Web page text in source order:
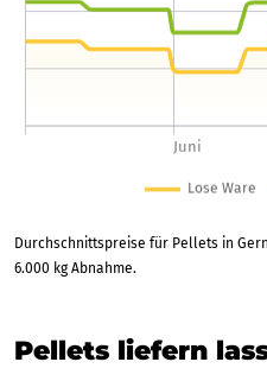
Durchschnittspreise für Pellets in
6.000 kg Abnahme.
Pellets liefern